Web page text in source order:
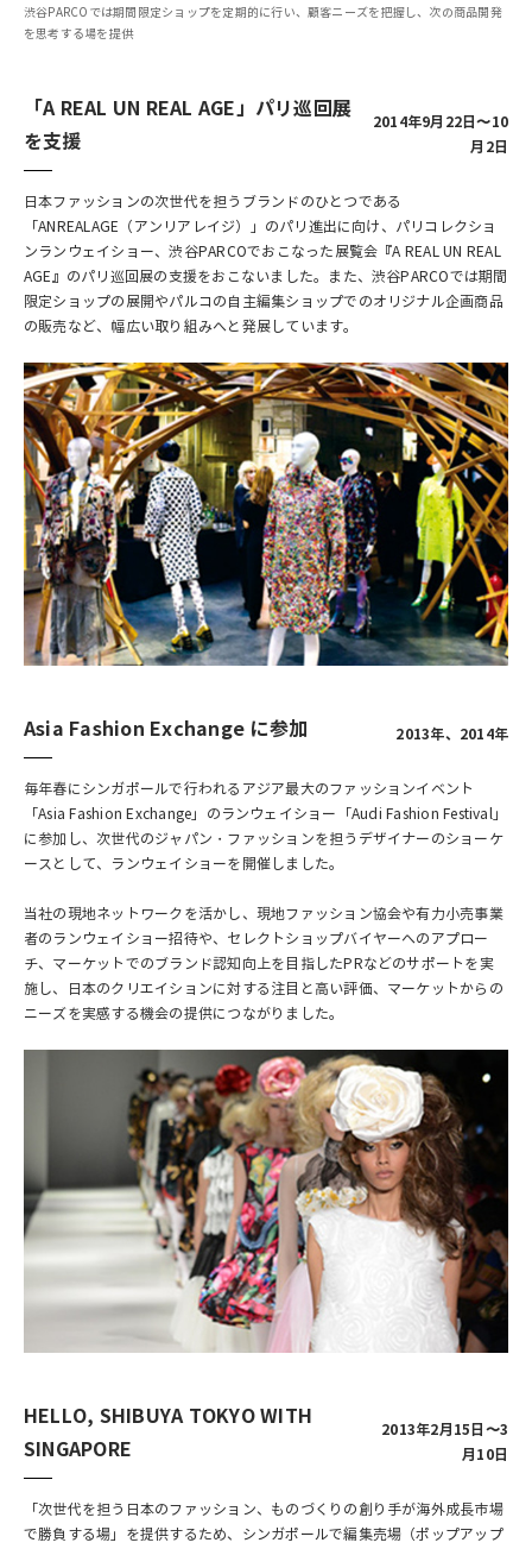
渋谷PARCOでは期間限定ショップを定期的に行い、顧客ニーズを把握し、次の商品開発
を思考する場を提供
「A REAL UN REAL AGE」パリ巡回展
を支援
2014年9月22日〜10
月2日
日本ファッションの次世代を担うブランドのひとつである
「ANREALAGE（アンリアレイジ）」のパリ進出に向け、パリコレクショ
ンランウェイショー、渋谷PARCOでおこなった展覧会『A REAL UN REAL
AGE』のパリ巡回展の支援をおこないました。また、渋谷PARCOでは期間
限定ショップの展開やパルコの自主編集ショップでのオリジナル企画商品
の販売など、幅広い取り組みへと発展しています。
Asia Fashion Exchange に参加 2013年、2014年
毎年春にシンガポールで行われるアジア最大のファッションイベント
「Asia Fashion Exchange」のランウェイショー「Audi Fashion Festival」
に参加し、次世代のジャパン・ファッションを担うデザイナーのショーケ
ースとして、ランウェイショーを開催しました。
当社の現地ネットワークを活かし、現地ファッション協会や有力小売事業
者のランウェイショー招待や、セレクトショップバイヤーへのアプロー
チ、マーケットでのブランド認知向上を目指したPRなどのサポートを実
施し、日本のクリエイションに対する注目と高い評価、マーケットからの
ニーズを実感する機会の提供につながりました。
HELLO, SHIBUYA TOKYO WITH
SINGAPORE
2013年2月15日〜3
月10日
「次世代を担う日本のファッション、ものづくりの創り手が海外成長市場
で勝負する場」を提供するため、シンガポールで編集売場（ポップアップ